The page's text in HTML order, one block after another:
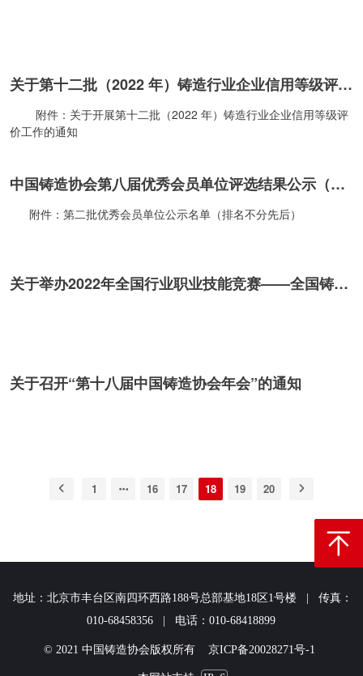
关于第十二批（2022 年）铸造行业企业信用等级评价工作延期的通知
附件：关于开展第十二批（2022 年）铸造行业企业信用等级评
价工作的通知
中国铸造协会第八届优秀会员单位评选结果公示（二）
附件：第二批优秀会员单位公示名单（排名不分先后）
关于举办2022年全国行业职业技能竞赛——全国铸造行业职业技能竞赛的通知
关于召开“第十八届中国铸造协会年会”的通知
1 16 17 18 19 20
地址：北京市丰台区南四环西路188号总部基地18区1号楼 | 传真：
010-68458356 | 电话：010-68418899
© 2021 中国铸造协会版权所有 京ICP备20028271号-1
返回顶